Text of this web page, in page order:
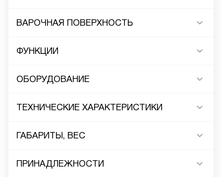
ВАРОЧНАЯ ПОВЕРХНОСТЬ
ФУНКЦИИ
ОБОРУДОВАНИЕ
ТЕХНИЧЕСКИЕ ХАРАКТЕРИСТИКИ
ГАБАРИТЫ, ВЕС
ПРИНАДЛЕЖНОСТИ